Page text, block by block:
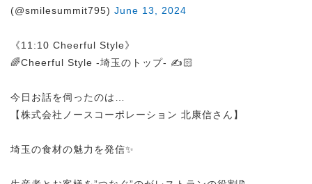
(@smilesummit795) June 13, 2024
《11:10 Cheerful Style》
🌈Cheerful Style -埼玉のトップ- ✍️🏻
今日お話を伺ったのは…
【株式会社ノースコーポレーション 北康信さん】
埼玉の食材の魅力を発信✨